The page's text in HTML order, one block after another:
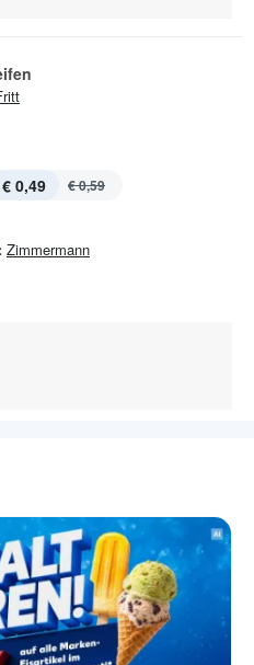
€ 0,49 € 0,59
Zimmermann